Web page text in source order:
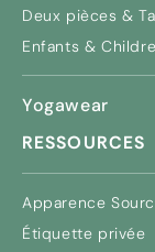
Deux pièces &
Enfants &
Yogawear
RESSOURCES
Apparence
Étiquette privée